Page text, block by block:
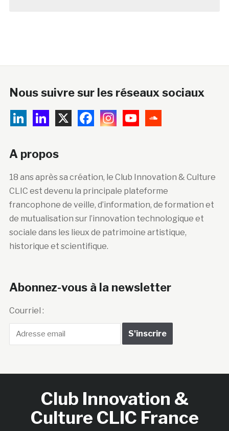
Nous suivre sur les réseaux sociaux
A propos
18 ans après sa création, le Club Innovation & Culture
CLIC est devenu la principale plateforme
francophone de veille, d’information, de formation et
de mutualisation sur l’innovation technologique et
sociale dans les lieux de patrimoine artistique,
historique et scientifique.
Abonnez-vous à la newsletter
Courriel :
Club Innovation &
Culture CLIC France